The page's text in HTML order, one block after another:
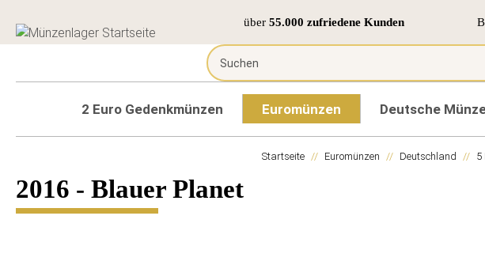
über 55.000 zufriedene Kunden
2 Euro Gedenkmünzen Euromünzen Deutsche
Startseite Euromünzen Deutschland 5
2016 - Blauer Planet